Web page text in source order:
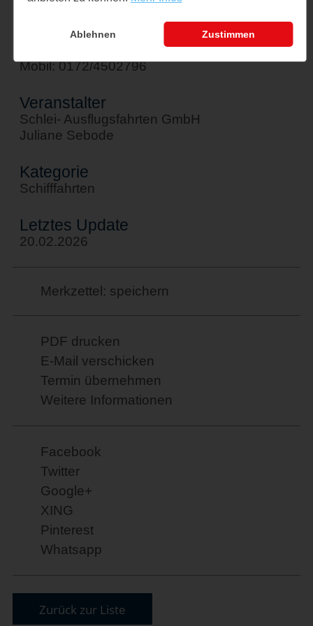
sebode@schlei-ausflugsfahrten.de
Mobil: 0172/4502796
Veranstalter
Schlei- Ausflugsfahrten GmbH
Juliane Sebode
Kategorie
Schifffahrten
Letztes Update
20.02.2026
Merkzettel: speichern
PDF drucken
E-Mail verschicken
Termin übernehmen
Weitere Informationen
Facebook
Twitter
Google+
XING
Pinterest
Whatsapp
Zurück zur Liste
Ablehnen Zustimmen